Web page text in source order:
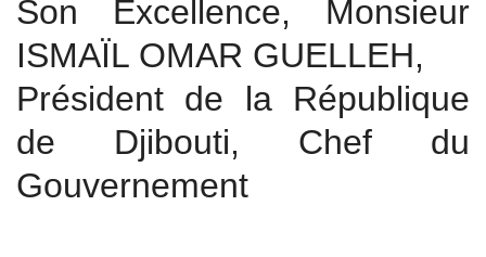
Son Excellence, Monsieur
ISMAÏL OMAR GUELLEH,
Président de la République
de Djibouti, Chef du
Gouvernement